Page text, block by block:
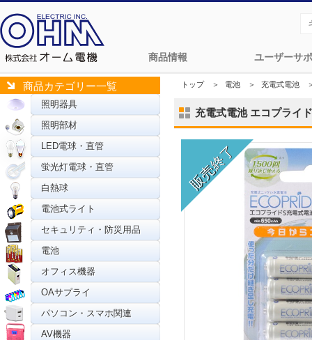
商品情報 ユーザーサ
商品カテゴリー一覧
照明器具
照明部材
LED電球・直管
蛍光灯電球・直管
白熱球
電池式ライト
セキュリティ・防災用品
電池
オフィス機器
OAサプライ
パソコン・スマホ関連
AV機器
トップ＞ 電池 ＞ 充電式電池
充電式電池 エコプライ